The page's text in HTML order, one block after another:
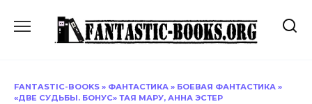
содержанию
FANTASTIC-BOOKS » ФАНТАСТИКА » БОЕВАЯ ФАНТАСТИКА »
«ДВЕ СУДЬБЫ. БОНУС» ТАЯ МАРУ, АННА ЭСТЕР